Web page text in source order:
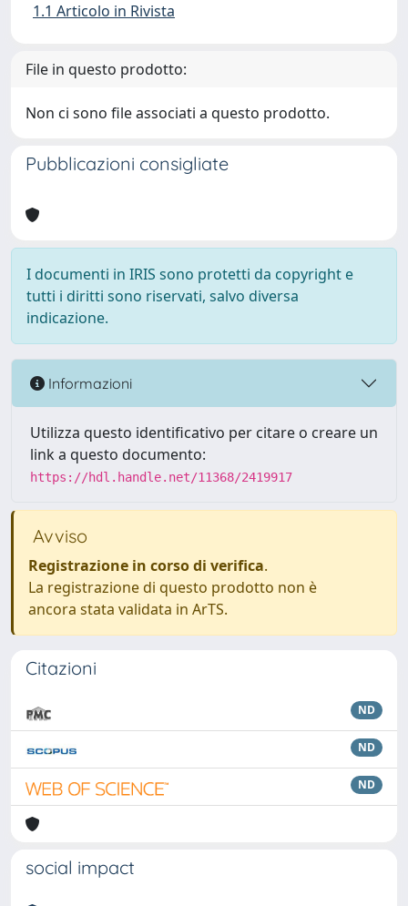
1.1 Articolo in Rivista
File in questo prodotto:
Non ci sono file associati a questo prodotto.
Pubblicazioni consigliate
I documenti in IRIS sono protetti da copyright e
tutti i diritti sono riservati, salvo diversa
indicazione.
Informazioni
Utilizza questo identificativo per citare o creare un
link a questo documento:
https://hdl.handle.net/11368/2419917
Avviso
Registrazione in corso di verifica.
La registrazione di questo prodotto non è
ancora stata validata in ArTS.
Citazioni
ND
ND
ND
social impact